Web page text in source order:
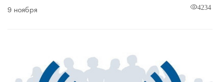
9 ноября 4234